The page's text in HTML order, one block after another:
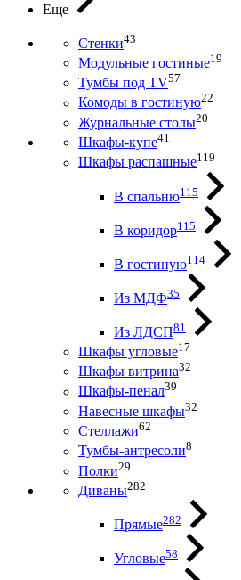
Еще
Стенки43
Модульные гостиные19
Тумбы под ТV57
Комоды в гостиную22
Журнальные столы20
Шкафы-купе41
Шкафы распашные119
В спальню115
В коридор115
В гостиную114
Из МДФ35
Из ЛДСП81
Шкафы угловые17
Шкафы витрина32
Шкафы-пенал39
Навесные шкафы32
Стеллажи62
Тумбы-антресоли8
Полки29
Диваны282
Прямые282
Угловые58